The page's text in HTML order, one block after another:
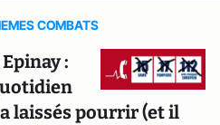
COMBATS
:
laissés pourrir (et il